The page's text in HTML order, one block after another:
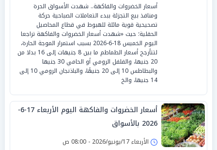
أسعار الخضروات والفاكهة.. شهدت الأسواق الحرة
ومنافذ بيع التجزئة ببدء التعاملات الصباحية حركة
تصحيحية قوية مائلة للهبوط في قطاع المحاصيل
الحقلية؛ حيث «شهدت أسعار الخضروات والفاكهة تراجعا
اليوم الخميس 18-6-2026 بسبب استمرار الموجة الحارة،
لتتأرجح أسعار الطماطم ما بين 8 جنيهات إلى 16 بدلا من
20 جنيها، والفلفل الرومي أو الحامي 30 جنيها
والبطاطس 10 إلى 20 جنيهًا، والباذنجان الرومي 10 إلى
14 جنيها، والخ
أسعار الخضروات والفاكهة اليوم الأربعاء 17-6-
2026 بالأسواق
الأربعاء 17/يونيو/2026 - 08:00 ص